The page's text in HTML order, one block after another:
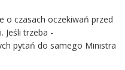
o czasach oczekiwań przed
Jeśli trzeba -
pytań do samego Ministra